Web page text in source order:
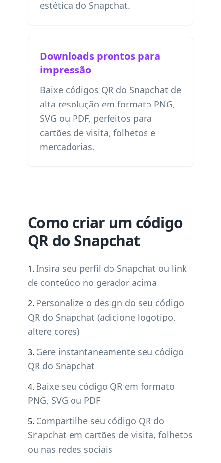
estética do Snapchat.
Downloads prontos para
impressão
Baixe códigos QR do Snapchat de
alta resolução em formato PNG,
SVG ou PDF, perfeitos para
cartões de visita, folhetos e
mercadorias.
Como criar um código
QR do Snapchat
Insira seu perfil do Snapchat ou link
de conteúdo no gerador acima
Personalize o design do seu código
QR do Snapchat (adicione logotipo,
altere cores)
Gere instantaneamente seu código
QR do Snapchat
Baixe seu código QR em formato
PNG, SVG ou PDF
Compartilhe seu código QR do
Snapchat em cartões de visita, folhetos
ou nas redes sociais